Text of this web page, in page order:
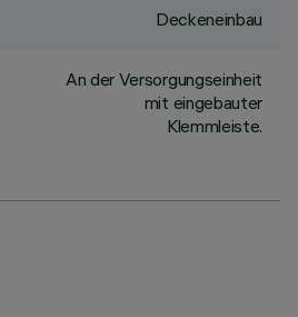
Deckeneinbau
An der Versorgungseinheit
mit eingebauter
Klemmleiste.